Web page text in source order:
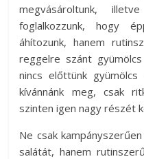
megvásároltunk,
foglalkozzunk, hogy
áhítozunk, hanem
reggelre szánt
nincs előttünk
kívánnánk meg, csak
szinten igen nagy részét
Ne csak
salátát, hanem